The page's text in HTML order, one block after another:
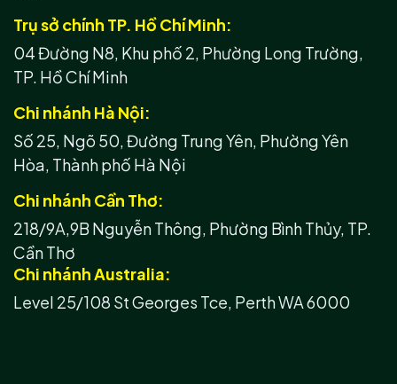
Trụ sở chính TP. Hồ Chí Minh:
04 Đường N8, Khu phố 2, Phường Long Trường,
TP. Hồ Chí Minh
Chi nhánh Hà Nội:
Số 25, Ngõ 50, Đường Trung Yên, Phường Yên
Hòa, Thành phố Hà Nội
Chi nhánh Cần Thơ:
218/9A,9B Nguyễn Thông, Phường Bình Thủy, TP.
Cần Thơ
Chi nhánh Australia:
Level 25/108 St Georges Tce, Perth WA 6000